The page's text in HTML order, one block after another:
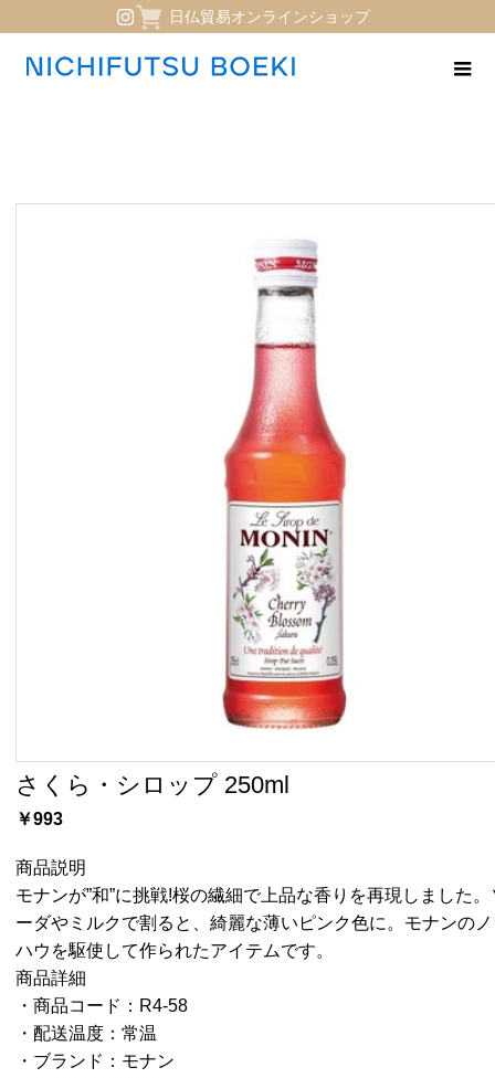
日仏貿易オンラインショップ
さくら・シロップ 250ml
￥993
商品説明
モナンが”和”に挑戦!桜の繊細で上品な香りを再現しました。
ーダやミルクで割ると、綺麗な薄いピンク色に。モナンの
ハウを駆使して作られたアイテムです。
商品詳細
・商品コード：R4-58
・配送温度：常温
・ブランド：モナン